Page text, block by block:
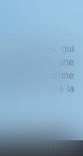
SOLS :
a
favoriser les
installations
...
Lire la suite